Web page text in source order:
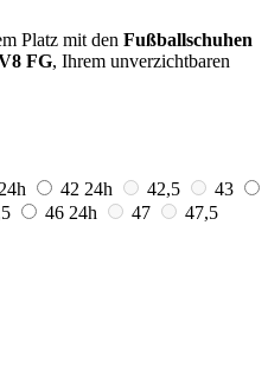
Platz mit den Fußballschuhen
FG, Ihrem unverzichtbaren
24h 42 24h 42,5
43
46 24h 47
47,5